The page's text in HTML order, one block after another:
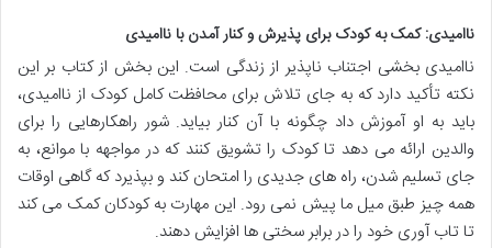
ناامیدی: کمک به کودک برای پذیرش و کنار آمدن با ناامیدی
ناامیدی بخشی اجتناب ناپذیر از زندگی است. این بخش از کتاب بر این
نکته تأکید دارد که به جای تلاش برای محافظت کامل کودک از ناامیدی،
باید به او آموزش داد چگونه با آن کنار بیاید. شور راهکارهایی را برای
والدین ارائه می دهد تا کودک را تشویق کنند که در مواجهه با موانع، به
جای تسلیم شدن، راه های جدیدی را امتحان کند و بپذیرد که گاهی اوقات
همه چیز طبق میل ما پیش نمی رود. این مهارت به کودکان کمک می کند
تا تاب آوری خود را در برابر سختی ها افزایش دهند.